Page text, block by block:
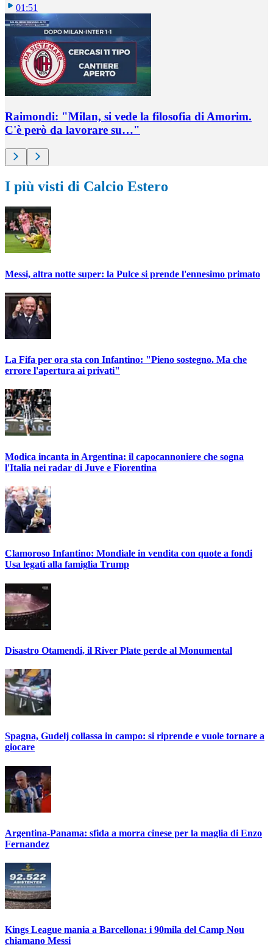
01:51
Raimondi: "Milan, si vede la filosofia di Amorim.
C'è però da lavorare su…"
I più visti di Calcio Estero
Messi, altra notte super: la Pulce si prende l'ennesimo primato
La Fifa per ora sta con Infantino: "Pieno sostegno. Ma che
errore l'apertura ai privati"
Modica incanta in Argentina: il capocannoniere che sogna
l'Italia nei radar di Juve e Fiorentina
Clamoroso Infantino: Mondiale in vendita con quote a fondi
Usa legati alla famiglia Trump
Disastro Otamendi, il River Plate perde al Monumental
Spagna, Gudelj collassa in campo: si riprende e vuole tornare a
giocare
Argentina-Panama: sfida a morra cinese per la maglia di Enzo
Fernandez
Kings League mania a Barcellona: i 90mila del Camp Nou
chiamano Messi